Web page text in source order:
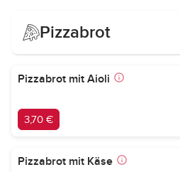
Pizzabrot
Pizzabrot mit Aioli
3,70 €
Pizzabrot mit Käse